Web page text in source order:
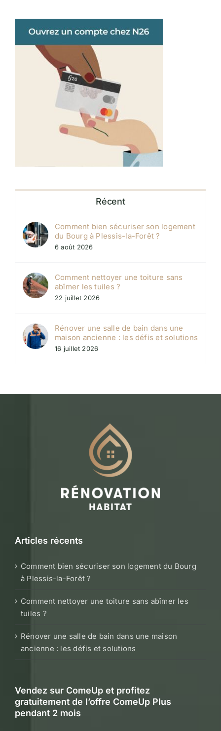
Récent
Comment bien sécuriser son logement
du Bourg à Plessis-la-Forêt ?
6 août 2026
Comment nettoyer une toiture sans
abîmer les tuiles ?
22 juillet 2026
Rénover une salle de bain dans une
maison ancienne : les défis et solutions
16 juillet 2026
Articles récents
Comment bien sécuriser son logement du Bourg
à Plessis-la-Forêt ?
Comment nettoyer une toiture sans abîmer les
tuiles ?
Rénover une salle de bain dans une maison
ancienne : les défis et solutions
Vendez sur ComeUp et profitez
gratuitement de l’offre ComeUp Plus
pendant 2 mois